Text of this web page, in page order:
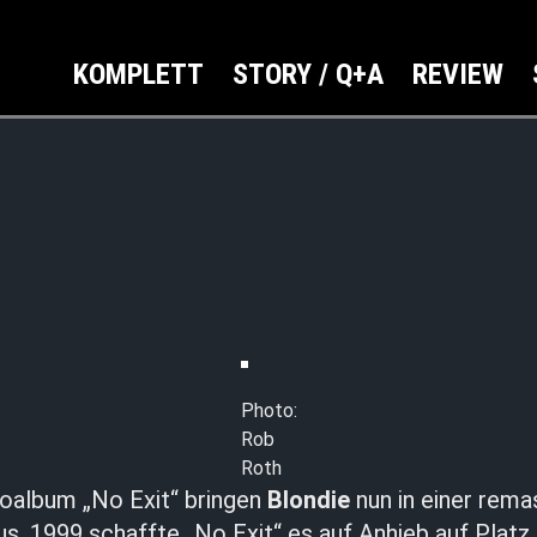
KOMPLETT STORY / Q+A REVIEW
Photo:
Rob
Roth
„No Exit“ bringen Blondie nun in einer